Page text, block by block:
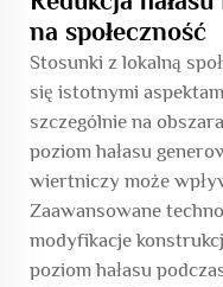
na społeczność
Stosunki z lokalną
się istotnymi
szczególnie na
poziom hałasu
wiertniczy może
Zaawansowane
modyfikacje
poziom hałasu